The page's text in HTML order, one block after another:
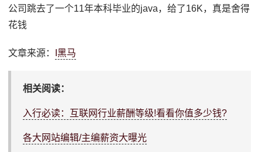
公司跳去了一个11年本科毕业的java，给了16K，真是舍得
花钱
文章来源： I黑马
相关阅读：
入行必读：互联网行业薪酬等级!看看你值多少钱?
各大网站编辑/主编薪资大曝光